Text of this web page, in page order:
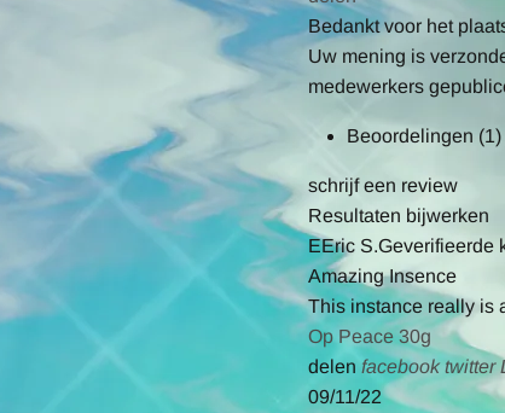
Bedankt voor het
Uw mening is
medewerkers
Beoordelingen (1)
schrijf een review
Resultaten bijwerken
EEric S.Geverifieerde
Amazing Insence
Review
by
Eric
S.
review
stating
Amazing
Insence
This instance really is
Op Peace 30g
delen '
Share
facebook
Share
twitter
09/11/22